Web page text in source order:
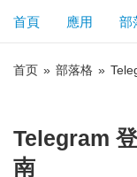
首頁 應用 部
首页 » 部落格 »
Telegram
南